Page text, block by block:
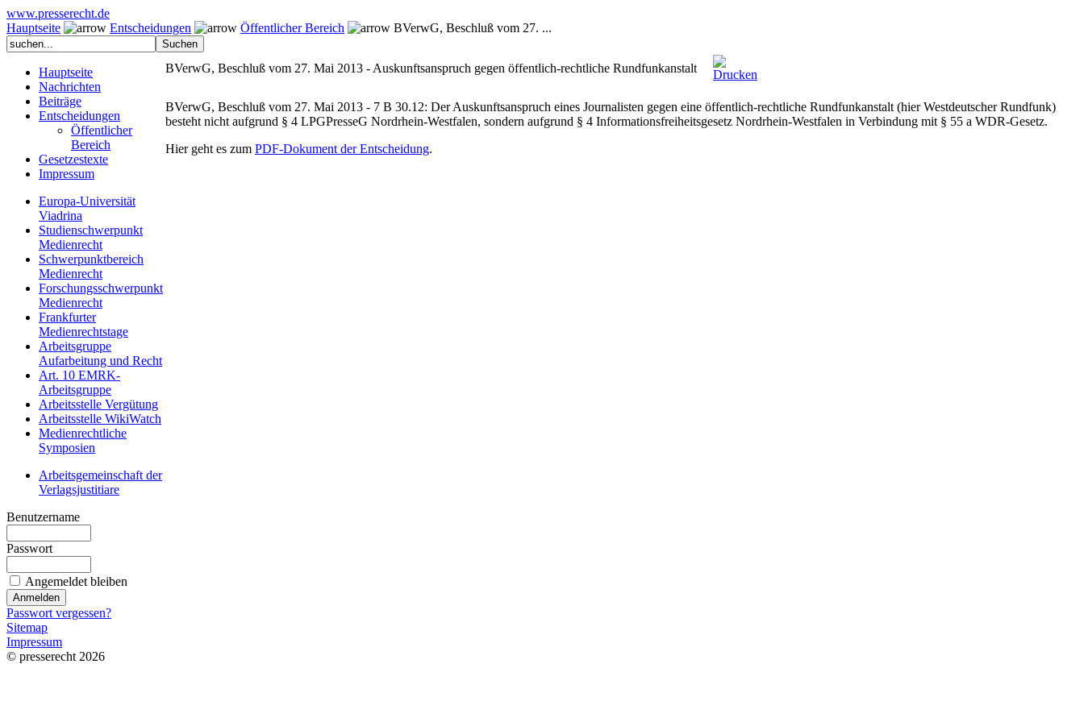
www.presserecht.de
Hauptseite
Entscheidungen Öffentlicher Bereich BVerwG, Beschluß vom 27. ...
Hauptseite
Nachrichten
Beiträge
Entscheidungen
Öffentlicher
Bereich
Gesetzestexte
Impressum
Europa-Universität
Viadrina
Studienschwerpunkt
Medienrecht
Schwerpunktbereich
Medienrecht
Forschungsschwerpunkt
Medienrecht
Frankfurter
Medienrechtstage
Arbeitsgruppe
Aufarbeitung und Recht
Art. 10 EMRK-
Arbeitsgruppe
Arbeitsstelle Vergütung
Arbeitsstelle WikiWatch
Medienrechtliche
Symposien
Arbeitsgemeinschaft der
Verlagsjustitiare
Benutzername
Passwort
Angemeldet bleiben
Passwort vergessen?
BVerwG, Beschluß vom 27. Mai 2013 - Auskunftsanspruch gegen öffentlich-rechtliche Rundfunkanstalt
BVerwG, Beschluß vom 27. Mai 2013 - 7 B 30.12: Der Auskunftsanspruch eines Journalisten gegen eine öffentlich-rechtliche Rundfunkanstalt (hier Westdeutscher Rundfunk)
besteht nicht aufgrund § 4 LPGPresseG Nordrhein-Westfalen, sondern aufgrund § 4 Informationsfreiheitsgesetz Nordrhein-Westfalen in Verbindung mit § 55 a WDR-Gesetz.
Hier geht es zum PDF-Dokument der Entscheidung.
Sitemap
Impressum
© presserecht 2026